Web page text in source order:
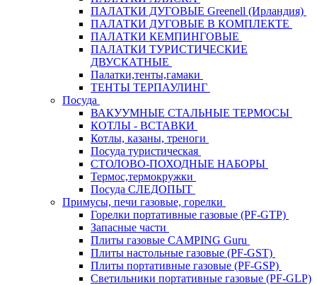
ПАЛАТКИ ДУГОВЫЕ Greenell (Ирландия)
ПАЛАТКИ ДУГОВЫЕ В КОМПЛЕКТЕ
ПАЛАТКИ КЕМПИНГОВЫЕ
ПАЛАТКИ ТУРИСТИЧЕСКИЕ
ДВУСКАТНЫЕ
Палатки,тенты,гамаки
ТЕНТЫ ТЕРПАУЛИНГ
Посуда
ВАКУУМНЫЕ СТАЛЬНЫЕ ТЕРМОСЫ
КОТЛЫ - ВСТАВКИ
Котлы, казаны, треноги
Посуда туристическая
СТОЛОВО-ПОХОДНЫЕ НАБОРЫ
Термос,термокружки
Посуда СЛЕДОПЫТ
Примусы, печи газовые, горелки
Горелки портативные газовые (PF-GTP)
Запасные части
Плиты газовые CAMPING Guru
Плиты настольные газовые (PF-GST)
Плиты портативные газовые (PF-GSP)
Светильники портативные газовые (PF-GLP)